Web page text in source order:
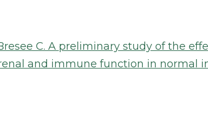
C. A preliminary study of the
and immune function in normal